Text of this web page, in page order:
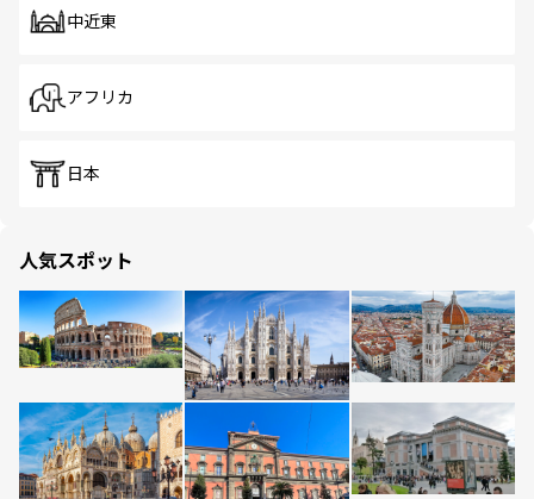
中近東
アフリカ
日本
人気スポット